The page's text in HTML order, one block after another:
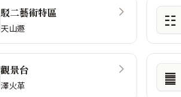
駁二藝術特區
天山遯 ☷
觀景台
澤火革 ䷀